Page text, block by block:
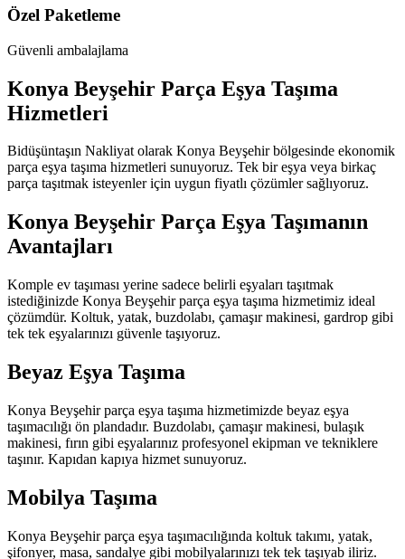
Özel Paketleme
Güvenli ambalajlama
Konya Beyşehir Parça Eşya Taşıma
Hizmetleri
Bidüşüntaşın Nakliyat olarak Konya Beyşehir bölgesinde ekonomik
parça eşya taşıma hizmetleri sunuyoruz. Tek bir eşya veya birkaç
parça taşıtmak isteyenler için uygun fiyatlı çözümler sağlıyoruz.
Konya Beyşehir Parça Eşya Taşımanın
Avantajları
Komple ev taşıması yerine sadece belirli eşyaları taşıtmak
istediğinizde Konya Beyşehir parça eşya taşıma hizmetimiz ideal
çözümdür. Koltuk, yatak, buzdolabı, çamaşır makinesi, gardrop gibi
tek tek eşyalarınızı güvenle taşıyoruz.
Beyaz Eşya Taşıma
Konya Beyşehir parça eşya taşıma hizmetimizde beyaz eşya
taşımacılığı ön plandadır. Buzdolabı, çamaşır makinesi, bulaşık
makinesi, fırın gibi eşyalarınız profesyonel ekipman ve tekniklere
taşınır. Kapıdan kapıya hizmet sunuyoruz.
Mobilya Taşıma
Konya Beyşehir parça eşya taşımacılığında koltuk takımı, yatak,
şifonyer, masa, sandalye gibi mobilyalarınızı tek tek taşıyab iliriz.